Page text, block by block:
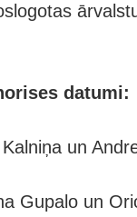
datumi:
un
Gupalo un